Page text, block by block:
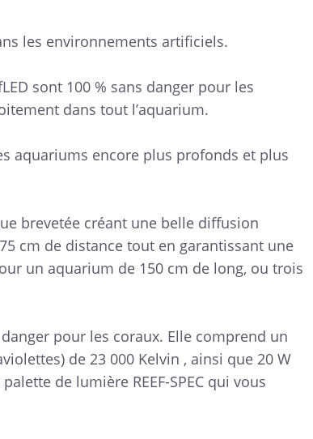
les environnements artificiels.
sont 100 % sans danger pour les
dans tout l’aquarium.
aquariums encore plus profonds et plus
brevetée créant une belle diffusion
cm de distance tout en garantissant une
un aquarium de 150 cm de long, ou trois
pour les coraux. Elle comprend un
de 23 000 Kelvin , ainsi que 20 W
de lumière REEF-SPEC qui vous